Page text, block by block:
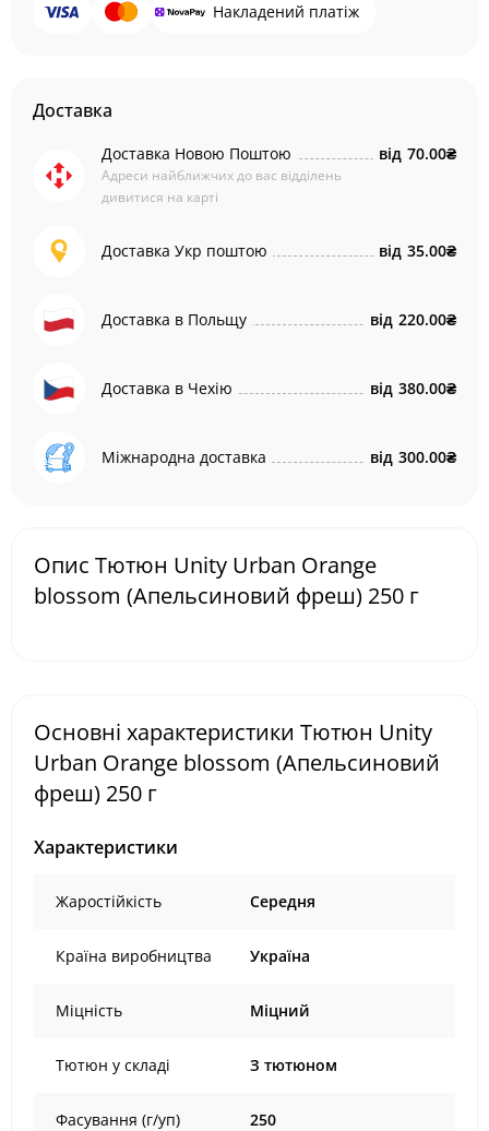
Накладений платіж
Доставка
Доставка Новою Поштою
Адреси найближчих до вас відділень
дивитися на карті
від 70.00₴
Доставка Укр поштою від 35.00₴
Доставка в Польщу від 220.00₴
Доставка в Чехію від 380.00₴
Міжнародна доставка від 300.00₴
Опис Тютюн Unity Urban Orange
blossom (Апельсиновий фреш) 250 г
Основні характеристики Тютюн Unity
Urban Orange blossom (Апельсиновий
фреш) 250 г
Характеристики
Жаростійкість Середня
Країна виробництва Україна
Міцність Міцний
Тютюн у складі З тютюном
Фасування (г/уп) 250